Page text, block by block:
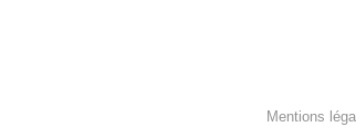
Mentions